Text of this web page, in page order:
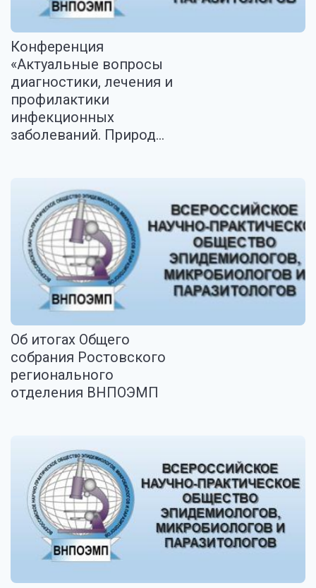
Конференция
«Актуальные вопросы
диагностики, лечения и
профилактики
инфекционных
заболеваний. Природ...
Об итогах Общего
собрания Ростовского
регионального
отделения ВНПОЭМП